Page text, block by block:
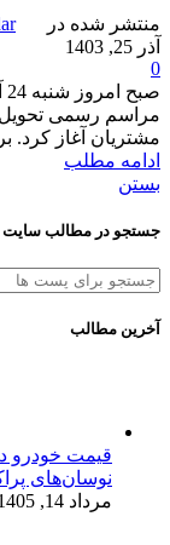
منتشر شده در
آذر 25, 1403
0
مراسم رسمی تحویل
مشتریان آغاز کرد.
ادامه مطلب
بستن
جستجو در مطالب سایت
آخرین مطالب
نوسان‌های
مرداد 14, 1405